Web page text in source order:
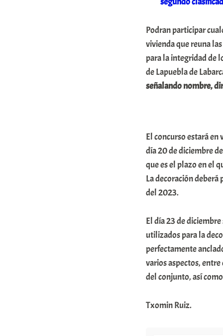
Podran participar
vivienda que reuna
para la integridad de
de Lapuebla de
señalando nombre,
El concurso estará
día 20 de diciembre
que es el plazo en el
La decoración deberá
del 2023.
El día 23 de
utilizados para la
perfectamente
varios aspectos,
del conjunto, así
Txomin Ruiz.